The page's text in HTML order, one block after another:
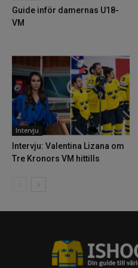
Guide inför damernas U18-
VM
Intervju
Intervju: Valentina Lizana om
Tre Kronors VM hittills